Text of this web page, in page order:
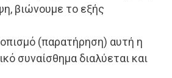
βιώνουμε το εξής
(παρατήρηση) αυτή η
συναίσθημα διαλύεται και